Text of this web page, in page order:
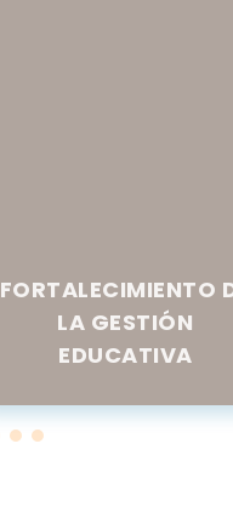
FORTALECIMIENTO
LA GESTIÓN
EDUCATIVA